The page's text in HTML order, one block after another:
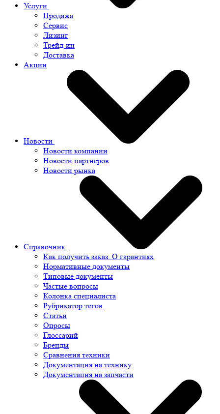
Услуги
Продажа
Сервис
Лизинг
Трейд-ин
Доставка
Акции
Новости
Новости компании
Новости партнеров
Новости рынка
Справочник
Как получить заказ. О гарантиях
Нормативные документы
Типовые документы
Частые вопросы
Колонка специалиста
Рубрикатор тегов
Статьи
Опросы
Глоссарий
Бренды
Сравнения техники
Документация на технику
Документация на запчасти